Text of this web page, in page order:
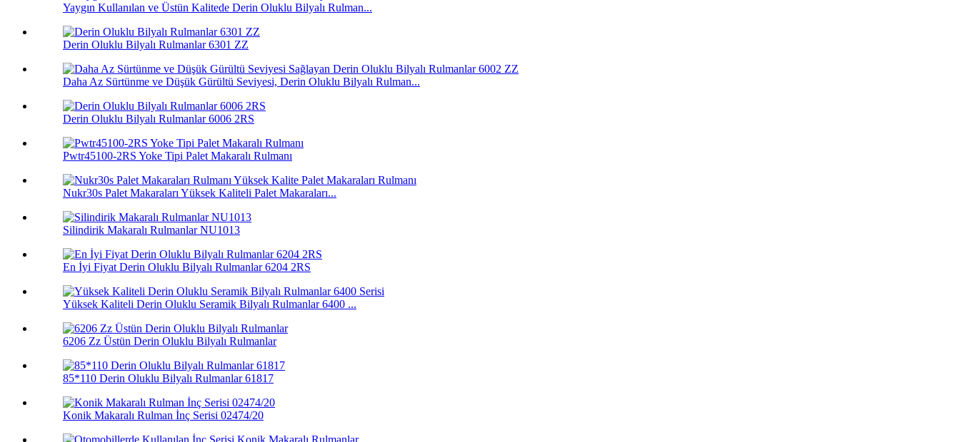
Yaygın Kullanılan ve Üstün Kalitede Derin Oluklu Bilyalı Rulman...
Derin Oluklu Bilyalı Rulmanlar 6301 ZZ
Daha Az Sürtünme ve Düşük Gürültü Seviyesi, Derin Oluklu Bilyalı Rulman...
Derin Oluklu Bilyalı Rulmanlar 6006 2RS
Pwtr45100-2RS Yoke Tipi Palet Makaralı Rulmanı
Nukr30s Palet Makaraları Yüksek Kaliteli Palet Makaraları...
Silindirik Makaralı Rulmanlar NU1013
En İyi Fiyat Derin Oluklu Bilyalı Rulmanlar 6204 2RS
Yüksek Kaliteli Derin Oluklu Seramik Bilyalı Rulmanlar 6400 ...
6206 Zz Üstün Derin Oluklu Bilyalı Rulmanlar
85*110 Derin Oluklu Bilyalı Rulmanlar 61817
Konik Makaralı Rulman İnç Serisi 02474/20